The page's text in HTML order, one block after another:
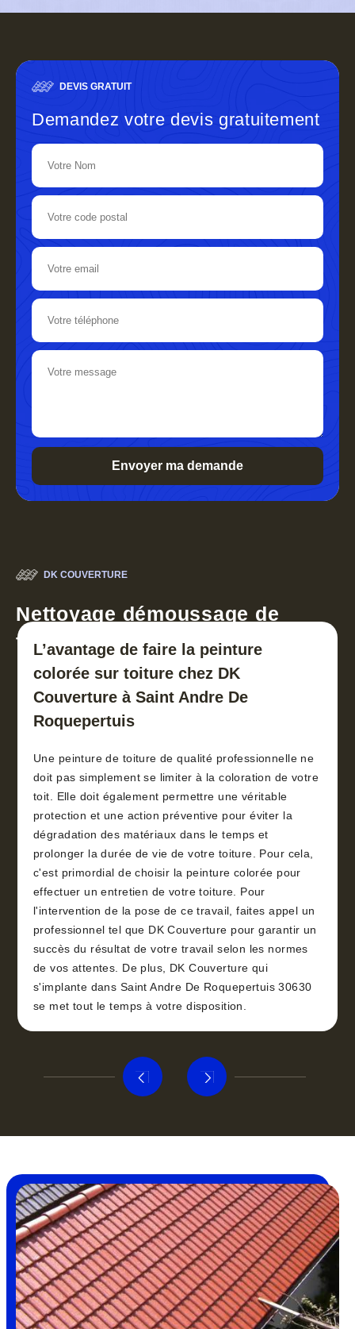
DEVIS GRATUIT
Demandez votre devis gratuitement
DK COUVERTURE
Nettoyage démoussage de
toiture 30
L’avantage de faire la peinture
colorée sur toiture chez DK
Couverture à Saint Andre De
Roquepertuis
Une peinture de toiture de qualité professionnelle ne
doit pas simplement se limiter à la coloration de votre
toit. Elle doit également permettre une véritable
protection et une action préventive pour éviter la
dégradation des matériaux dans le temps et
prolonger la durée de vie de votre toiture. Pour cela,
c'est primordial de choisir la peinture colorée pour
effectuer un entretien de votre toiture. Pour
l'intervention de la pose de ce travail, faites appel un
professionnel tel que DK Couverture pour garantir un
succès du résultat de votre travail selon les normes
de vos attentes. De plus, DK Couverture qui
s'implante dans Saint Andre De Roquepertuis 30630
se met tout le temps à votre disposition.